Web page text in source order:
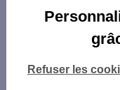
département
BOLLÈNE
limitrophes
Refuser les